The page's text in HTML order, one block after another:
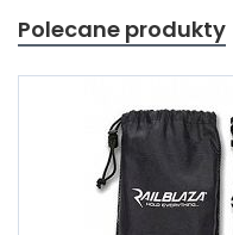
Polecane produkty